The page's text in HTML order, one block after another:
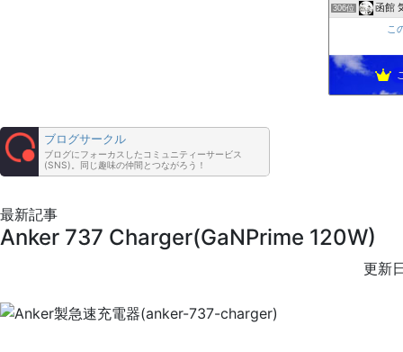
306位 函館
こ
ブログサークル
ブログにフォーカスしたコミュニティーサービス
(SNS)。同じ趣味の仲間とつながろう！
最新記事
Anker 737 Charger(GaNPrime 120W)
更新